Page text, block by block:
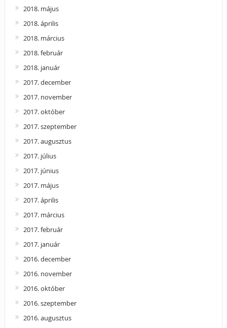
2018. május
2018. április
2018. március
2018. február
2018. január
2017. december
2017. november
2017. október
2017. szeptember
2017. augusztus
2017. július
2017. június
2017. május
2017. április
2017. március
2017. február
2017. január
2016. december
2016. november
2016. október
2016. szeptember
2016. augusztus